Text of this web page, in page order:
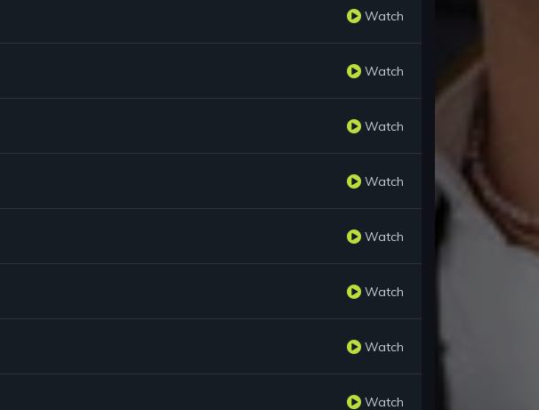
Watch
Watch
Watch
Watch
Watch
Watch
Watch
Watch